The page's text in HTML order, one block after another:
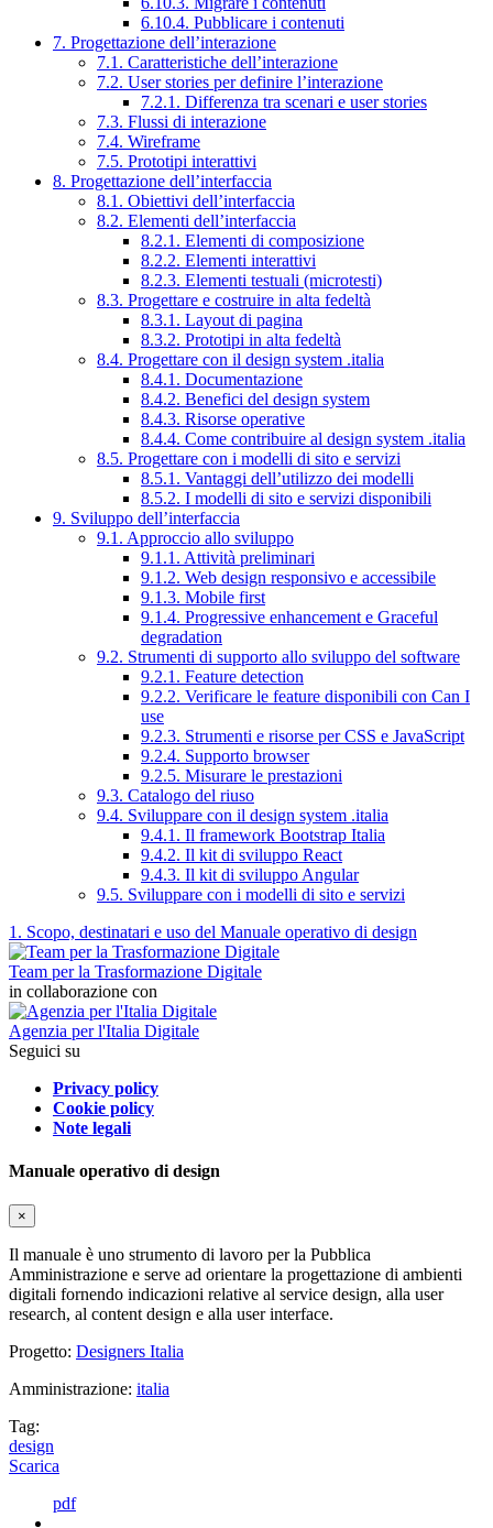
6.10.4. Pubblicare i contenuti
7. Progettazione dell’interazione
7.1. Caratteristiche dell’interazione
7.2. User stories per definire l’interazione
7.2.1. Differenza tra scenari e user stories
7.3. Flussi di interazione
7.4. Wireframe
7.5. Prototipi interattivi
8. Progettazione dell’interfaccia
8.1. Obiettivi dell’interfaccia
8.2. Elementi dell’interfaccia
8.2.1. Elementi di composizione
8.2.2. Elementi interattivi
8.2.3. Elementi testuali (microtesti)
8.3. Progettare e costruire in alta fedeltà
8.3.1. Layout di pagina
8.3.2. Prototipi in alta fedeltà
8.4. Progettare con il design system .italia
8.4.1. Documentazione
8.4.2. Benefici del design system
8.4.3. Risorse operative
8.4.4. Come contribuire al design system .italia
8.5. Progettare con i modelli di sito e servizi
8.5.1. Vantaggi dell’utilizzo dei modelli
8.5.2. I modelli di sito e servizi disponibili
9. Sviluppo dell’interfaccia
9.1. Approccio allo sviluppo
9.1.1. Attività preliminari
9.1.2. Web design responsivo e accessibile
9.1.3. Mobile first
9.1.4. Progressive enhancement e Graceful
degradation
9.2. Strumenti di supporto allo sviluppo del software
9.2.1. Feature detection
9.2.2. Verificare le feature disponibili con Can I
use
9.2.3. Strumenti e risorse per CSS e JavaScript
9.2.4. Supporto browser
9.2.5. Misurare le prestazioni
9.3. Catalogo del riuso
9.4. Sviluppare con il design system .italia
9.4.1. Il framework Bootstrap Italia
9.4.2. Il kit di sviluppo React
9.4.3. Il kit di sviluppo Angular
9.5. Sviluppare con i modelli di sito e servizi
1. Scopo, destinatari e uso del Manuale operativo di design
Team per la Trasformazione Digitale
in collaborazione con
Agenzia per l'Italia Digitale
Seguici su
Privacy policy
Cookie policy
Note legali
Manuale operativo di design
×
Il manuale è uno strumento di lavoro per la Pubblica
Amministrazione e serve ad orientare la progettazione di ambienti
digitali fornendo indicazioni relative al service design, alla user
research, al content design e alla user interface.
Progetto: Designers Italia
Amministrazione: italia
Tag:
design
Scarica
pdf